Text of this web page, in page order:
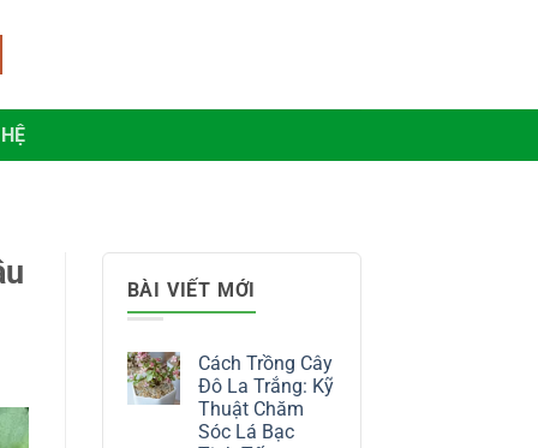
BÀI VIẾT MỚI
Cách Trồng Cây
Đô La Trắng: Kỹ
Thuật Chăm
Sóc Lá Bạc